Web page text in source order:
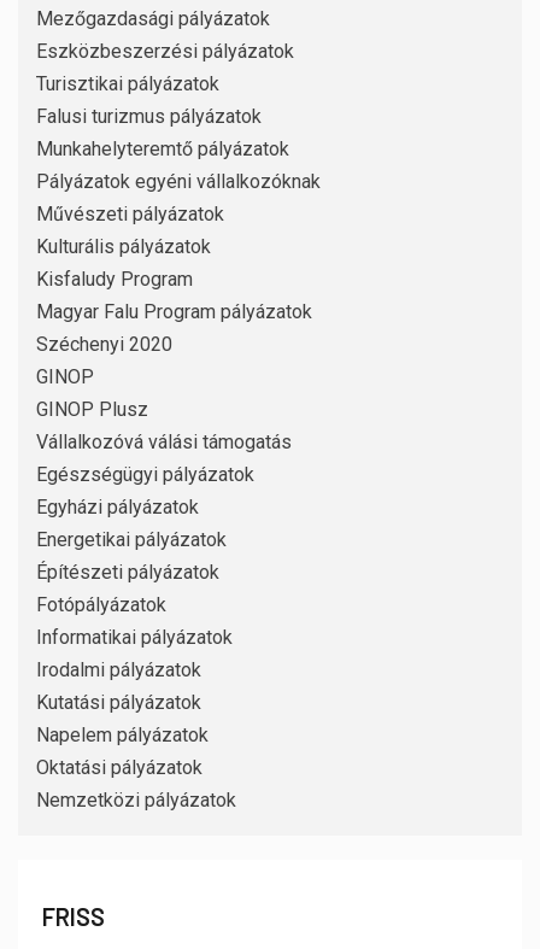
Mezőgazdasági pályázatok
Eszközbeszerzési pályázatok
Turisztikai pályázatok
Falusi turizmus pályázatok
Munkahelyteremtő pályázatok
Pályázatok egyéni vállalkozóknak
Művészeti pályázatok
Kulturális pályázatok
Kisfaludy Program
Magyar Falu Program pályázatok
Széchenyi 2020
GINOP
GINOP Plusz
Vállalkozóvá válási támogatás
Egészségügyi pályázatok
Egyházi pályázatok
Energetikai pályázatok
Építészeti pályázatok
Fotópályázatok
Informatikai pályázatok
Irodalmi pályázatok
Kutatási pályázatok
Napelem pályázatok
Oktatási pályázatok
Nemzetközi pályázatok
FRISS